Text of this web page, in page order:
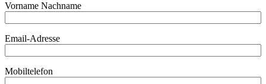
Vorname Nachname
Email-Adresse
Mobiltelefon